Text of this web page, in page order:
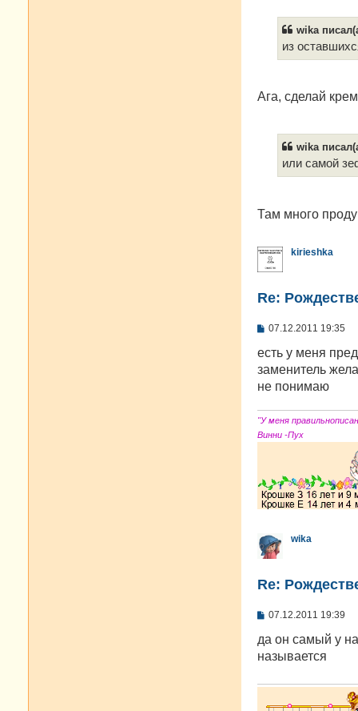
wika
из
Ага, сделай
wika
или самой
Там много
kirieshka
Re:
С
о
щ
е
е
07.12.2011 19:35
есть у меня
заменитель
не понимаю
"У меня
Винни -Пух
wika
Re:
С
о
щ
н
е
07.12.2011 19:39
да он самый у
называется